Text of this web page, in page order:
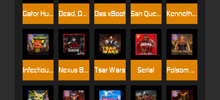
Nexus Blood & Shadow
Dead, Dead, or Deader
Tsar Wars
San Quentin 2: Death Row
Gator Hunters Kenneth Must Die
Folsom Prison
Das xBoot
Serial
Infectious 5 xWays